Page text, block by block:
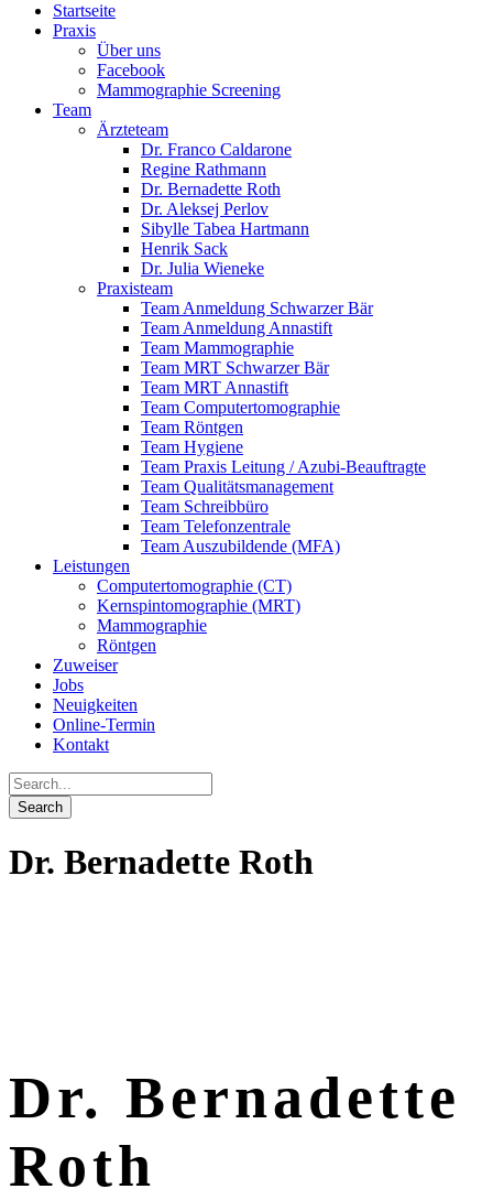
Startseite
Praxis
Über uns
Facebook
Mammographie Screening
Team
Ärzteteam
Dr. Franco Caldarone
Regine Rathmann
Dr. Bernadette Roth
Dr. Aleksej Perlov
Sibylle Tabea Hartmann
Henrik Sack
Dr. Julia Wieneke
Praxisteam
Team Anmeldung Schwarzer Bär
Team Anmeldung Annastift
Team Mammographie
Team MRT Schwarzer Bär
Team MRT Annastift
Team Computertomographie
Team Röntgen
Team Hygiene
Team Praxis Leitung / Azubi-Beauftragte
Team Qualitätsmanagement
Team Schreibbüro
Team Telefonzentrale
Team Auszubildende (MFA)
Leistungen
Computertomographie (CT)
Kernspintomographie (MRT)
Mammographie
Röntgen
Zuweiser
Jobs
Neuigkeiten
Online-Termin
Kontakt
Dr. Bernadette Roth
Dr. Bernadette
Roth